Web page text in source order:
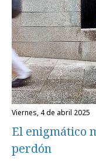
viernes, 4 de abril 2025
El enigmático
perdón